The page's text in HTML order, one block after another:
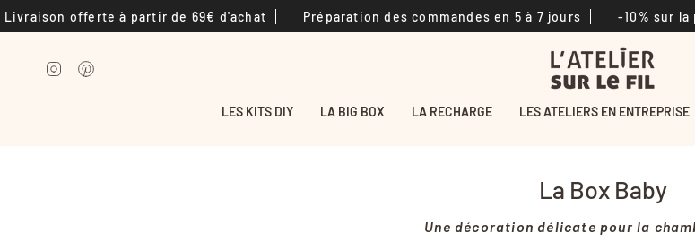
Passer
au
offerte à partir de 69€ d'achat Préparation des commandes en 5 à 7 jours -10% sur la
Instagram
LES KITS DIY LA BIG BOX LA RECHARGE LES ATELIERS EN ENTREPRISE
La Box Baby
Une décoration délicate pour la